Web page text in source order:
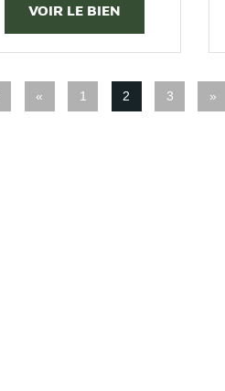
VOIR LE BIEN
« 1 2 3 »